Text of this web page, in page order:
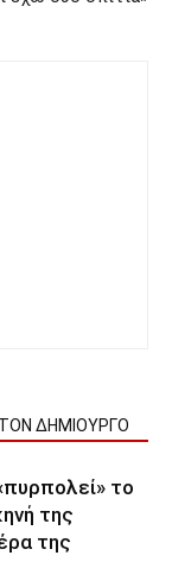
ΔΗΜΙΟΥΡΓΟ
το
της
της